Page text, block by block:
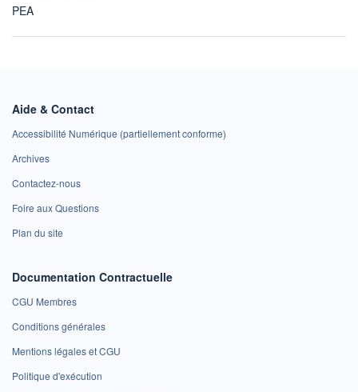
PEA
Aide & Contact
Accessibilité Numérique (partiellement conforme)
Archives
Contactez-nous
Foire aux Questions
Plan du site
Documentation Contractuelle
CGU Membres
Conditions générales
Mentions légales et CGU
Politique d'exécution